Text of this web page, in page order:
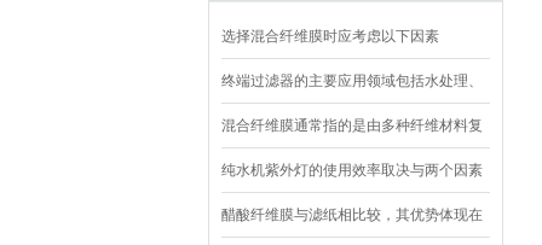
选择混合纤维膜时应考虑以下因素
终端过滤器的主要应用领域包括水处理、
空气净化和化学工业
混合纤维膜通常指的是由多种纤维材料复
合而成的过滤膜
纯水机紫外灯的使用效率取决与两个因素
醋酸纤维膜与滤纸相比较，其优势体现在